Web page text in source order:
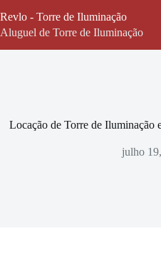
para
o
Revlo - Torre de Iluminação
Aluguel de Torre de Iluminação
Locação de Torre de Iluminação
julho